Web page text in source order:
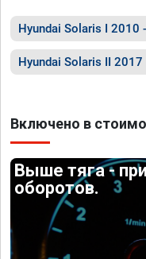
Hyundai Solaris I 2010
Hyundai Solaris II
Включено в
Выше тяга -
оборотов.